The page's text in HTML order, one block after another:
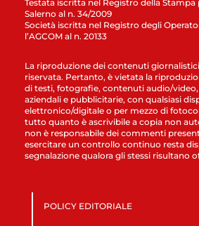
Testata iscritta nel Registro della Stampa
Salerno al n. 34/2009
Società iscritta nel Registro degli
l’AGCOM al n. 20133
La riproduzione dei contenuti giornalistici
riservata. Pertanto, è vietata la
di testi, fotografie, contenuti audio/
aziendali e pubblicitarie, con qualsiasi
elettronico/digitale o per mezzo di
tutto quanto è ascrivibile a copia non
non è responsabile dei commenti
esercitare un controllo continuo resta
segnalazione qualora gli stessi risultano
POLICY EDITORIALE